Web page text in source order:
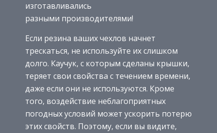
изготавливались
разными производителями!
Если резина ваших чехлов начнет
трескаться, не используйте их слишком
долго. Каучук, с которым сделаны крышки,
теряет свои свойства с течением времени,
даже если они не используются. Кроме
того, воздействие неблагоприятных
погодных условий может ускорить потерю
этих свойств. Поэтому, если вы видите,